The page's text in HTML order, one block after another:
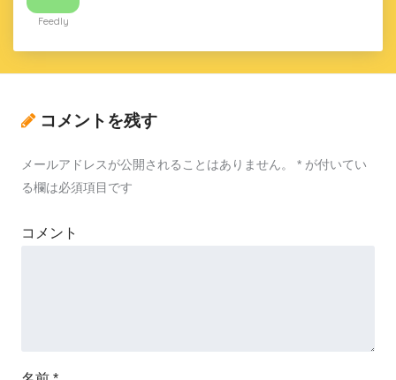
Feedly
コメントを残す
メールアドレスが公開されることはありません。 * が付いてい
る欄は必須項目です
コメント